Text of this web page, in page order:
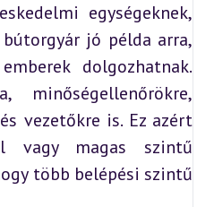
egységeknek,
jó példa arra,
dolgozhatnak.
minőségellenőrökre,
vezetőkre is. Ez azért
vagy magas szintű
több belépési szintű